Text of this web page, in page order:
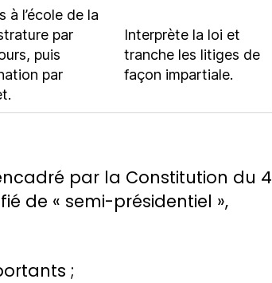
à l’école de la
par
puis
par
Interprète la loi et
tranche les litiges de
façon impartiale.
par la Constitution du 4
de « semi-présidentiel »,
;